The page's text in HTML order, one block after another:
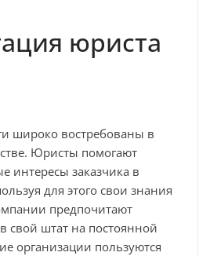
юриста
широко востребованы в
Юристы помогают
интересы заказчика в
для этого свои знания
предпочитают
свой штат на постоянной
организации пользуются